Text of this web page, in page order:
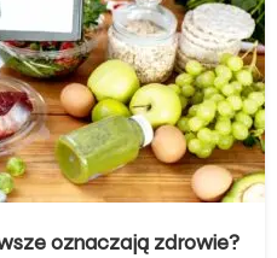
oznaczają zdrowie?